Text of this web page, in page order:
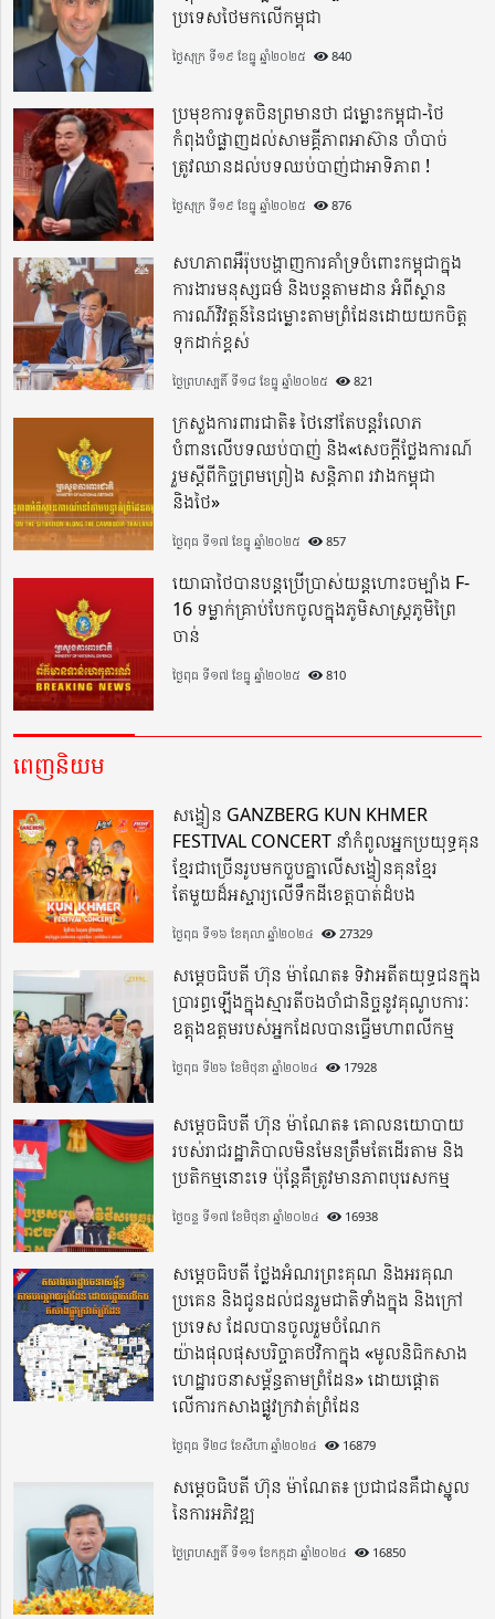
ប្រទេសថៃមកលើកម្ពុជា
ថ្ងៃសុក្រ ទី១៩ ខែធ្នូ ឆ្នាំ២០២៥ 840
ប្រមុខការទូតចិនព្រមានថា ជម្លោះកម្ពុជា-ថៃ
កំពុងបំផ្លាញដល់សាមគ្គីភាពអាស៊ាន ចាំបាច់
ត្រូវឈានដល់បទឈប់បាញ់ជាអាទិភាព !
ថ្ងៃសុក្រ ទី១៩ ខែធ្នូ ឆ្នាំ២០២៥ 876
សហភាពអឺរ៉ុបបង្ហាញការគាំទ្រចំពោះកម្ពុជាក្នុង
ការងារមនុស្សធម៌ និងបន្តតាមដាន អំពីស្ថាន
ការណ៍វិវត្តន៍នៃជម្លោះតាមព្រំដែនដោយយកចិត្ត
ទុកដាក់ខ្ពស់
ថ្ងៃព្រហស្បតិ៍ ទី១៨ ខែធ្នូ ឆ្នាំ២០២៥ 821
ក្រសួងការពារជាតិ៖ ថៃនៅតែបន្តរំលោភ
បំពានលើបទឈប់បាញ់ និង«សេចក្តីថ្លែងការណ៍
រួមស្តីពីកិច្ចព្រមព្រៀង សន្តិភាព រវាងកម្ពុជា
និងថៃ»
ថ្ងៃពុធ ទី១៧ ខែធ្នូ ឆ្នាំ២០២៥ 857
យោធាថៃបានបន្តប្រើប្រាស់យន្តហោះចម្បាំង F-
16 ទម្លាក់គ្រាប់បែកចូលក្នុងភូមិសាស្ត្រភូមិព្រៃ
ចាន់
ថ្ងៃពុធ ទី១៧ ខែធ្នូ ឆ្នាំ២០២៥ 810
ពេញនិយម
សង្វៀន GANZBERG KUN KHMER
FESTIVAL CONCERT នាំកំពូលអ្នកប្រយុទ្ធគុន
ខ្មែរជាច្រើនរូបមកចួបគ្នាលើសង្វៀនគុនខ្មែរ
តែមួយដ៏អស្ចារ្យលើទឹកដីខេត្តបាត់ដំបង
ថ្ងៃពុធ ទី១៦ ខែតុលា ឆ្នាំ២០២៤ 27329
សម្តេចធិបតី ហ៊ុន ម៉ាណែត៖ ទិវាអតីតយុទ្ធជនក្នុង
ប្រារព្ធឡើងក្នុងស្មារតីចងចាំជានិច្ចនូវគុណូបការៈ
ឧត្តុងឧត្តមរបស់អ្នកដែលបានធ្វើមហាពលីកម្ម
ថ្ងៃពុធ ទី២៦ ខែមិថុនា ឆ្នាំ២០២៤ 17928
សម្តេចធិបតី ហ៊ុន ម៉ាណែត៖ គោលនយោបាយ
របស់រាជរដ្ឋាភិបាលមិនមែនត្រឹមតែដើរតាម និង
ប្រតិកម្មនោះទេ ប៉ុន្តែគឺត្រូវមានភាពបុរេសកម្ម
ថ្ងៃចន្ទ ទី១៧ ខែមិថុនា ឆ្នាំ២០២៤ 16938
សម្តេចធិបតី ថ្លែងអំណរព្រះគុណ និងអរគុណ
ប្រគេន និងជូនដល់ជនរួមជាតិទាំងក្នុង​ និងក្រៅ
ប្រទេស​ ដែលបានចូលរួមចំណែក
យ៉ាងផុលផុសបរិច្ចាគថវិកាក្នុង «មូលនិធិកសាង
ហេដ្ឋារចនាសម្ព័ន្ធតាមព្រំដែន» ដោយផ្ដោត
លើការកសាងផ្លូវក្រវាត់ព្រំដែន
ថ្ងៃពុធ ទី២៨ ខែសីហា ឆ្នាំ២០២៤ 16879
សម្តេចធិបតី ហ៊ុន ម៉ាណែត៖ ប្រជាជនគឺជាស្នូល
នៃការអភិវឌ្ឍ
ថ្ងៃព្រហស្បតិ៍ ទី១១ ខែកក្កដា ឆ្នាំ២០២៤ 16850